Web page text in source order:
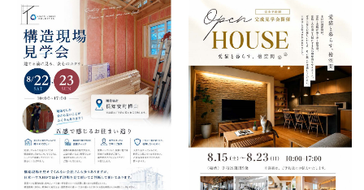
全国の展示場
北海道
札幌
東北
お近くのイベント
北海道
札幌
札幌
小樽
東北